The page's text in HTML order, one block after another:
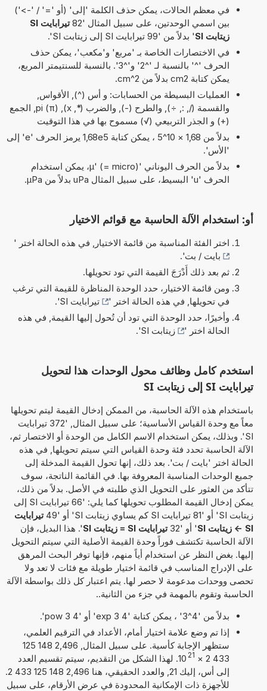
في معظم الحالات، يمكن حذف الكلمة 'إلى' (أو '=' / '->')
بين اسمي الوحدتين، على سبيل المثال '82
تيرابايت SI
زيتابت SI
' بدلاً من '99 تيرابايت SI إلى زيتابت SI'.
في الاختصارات الخاصة بـ 'مربع' و'مكعب'، يمكن حذف
الحرف '^' بالنسبة لـ '^2' و'^3'. بالنسبة للسنتيمتر المربع،
يمكن كتابة cm2 بدلاً من cm^2.
العمليات البسيطة من الحسابات: و أس (^), الأقواس,
والقسمة (/, :, ÷), والطرح (-), والضرب (*, x), pi (π), الجمع
(+) و الجذر التربيعي (√) مسموح بها في هذا التوقيت
بدلاً من 1,68 × 10^5 ، يمكن كتابة 1,68e5 يرمز الحرف 'e' إلى
'الأس'.
بدلاً من الحرف اليوناني 'µ' (= micro)، يمكن استخدام
الحرف 'u' البسيط، على سبيل المثال uPa بدلاً من µPa.
أو: استخدام الآلة الحاسبة مع قوائم الاختيار
اختر الفئة المناسبة من قائمة الاختيار, في هذه الحالة اختر '
بايت / بت'.
ثم بعد ذلك أَدْرَجَ القيمة التي تود تحويلها.
ومن قائمة الاختيار، حدد الوحدة المناظرة للقيمة التي ترغب
في تحويلها, في هذه الحالة اختر '
تيرابايت SI
'.
وأخيرًا، حدد الوحدة التي تود أن تُحول إليها القيمة, في هذه
الحالة اختر '
زيتابت SI '.
استخدم كامل وظائف محول الوحدات هذا لتحويل
تيرابايت SI إلى زيتابت SI
باستخدام هذه الآلة الحاسبة، من الممكن إدخال القيمة ليتم تحويلها
معاً مع وحدة القياس الأساسية؛ على سبيل المثال, '372 تيرابايت
SI'. وبذلك، يمكن استخدام الاسم الكامل من الوحدة أو الاختصار ثم،
الآلة الحاسبة تحدد فئة وحدة القياس التي سيتم تحويلها, في هذه
الحالة اختر 'بايت / بت'. بعد ذلك، إنها تحول القيمة المدخلة إلى
جميع الوحدات المناسبة المعروفة بها. في القائمة الناتجة، سوف
تتأكد من العثور على التحويل الذي طلبته في الأصل. بدلاً من ذلك،
يمكن إدخال القيمة المطلوب تحويلها كما يلي: '66 تيرابايت SI إلى
زيتابت SI' أو '81 تيرابايت SI كم يساوي زيتابت SI' أو '49
تيرابايت
SI -> زيتابت SI
' أو '32 تيرابايت SI = زيتابت SI
'. هذا البديل، فإن
الآلة الحاسبة تكتشف فوراً وحدة القيمة الأصلية التي سيتم التحويل
إليها. بغض النظر عن استخدام أياً منهم، فإنها توفر البحث المرهق
على الإدراج المناسب في قائمة اختيار طويلة مع فئات لا تعد ولا
تحصى ووحدات مدعومة لا حصر لها. يتم اعتبار كل ذلك بواسطة الآلة
الحاسبة وتقوم بالمهمة في جزء من الثانية..
بدلاً من '4^3' ، يمكن كتابة '4 exp 3' أو '4 pow 3'.
إذا تم وضع علامة اختيار أمام، الأعداد في الترقيم العلمي،
ستظهر الإجابة كأسية. على سبيل المثال, 2,496 148 125
433 2
×
10 21
. لهذا الشكل من التقديم، سيتم تقسيم العدد
إلى أس، إليك 21, والعدد الحقيقي، هنا 2,496 148 125 433 2.
للأجهزة ذات الإمكانية المحدودة في عرض الأرقام، على سبيل